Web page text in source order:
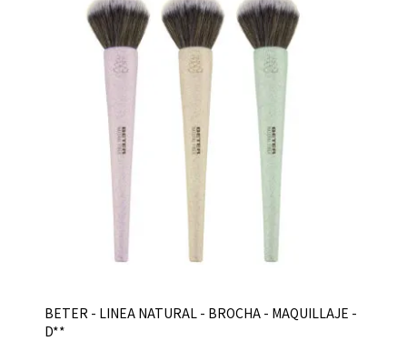
BETER - LINEA NATURAL - BROCHA - MAQUILLAJE -
D**